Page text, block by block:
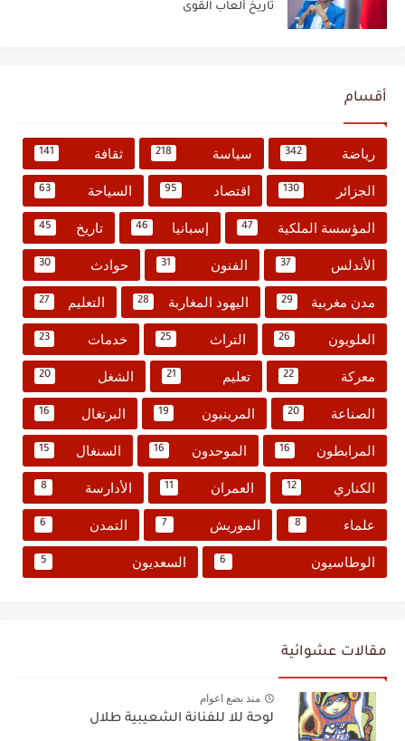
تاريخ ألعاب القوى
أقسام
رياضة 342 سياسة 218 ثقافة 141
الجزائر 130 اقتصاد 95 السياحة 63
المؤسسة الملكية 47 إسبانيا 46 تاريخ 45
الأندلس 37 الفنون 31 حوادث 30
مدن مغربية 29 اليهود المغاربة 28 التعليم 27
العلويون 26 التراث 25 خدمات 23
معركة 22 تعليم 21 الشغل 20
الصناعة 20 المرينيون 19 البرتغال 16
المرابطون 16 الموحدون 16 السنغال 15
الكناري 12 العمران 11 الأدارسة 8
علماء 8 الموريش 7 التمدن 6
الوطاسيون 6 السعديون 5
مقالات عشوائية
منذ بضع اعوام
لوحة للا للفنانة الشعيبية طلال